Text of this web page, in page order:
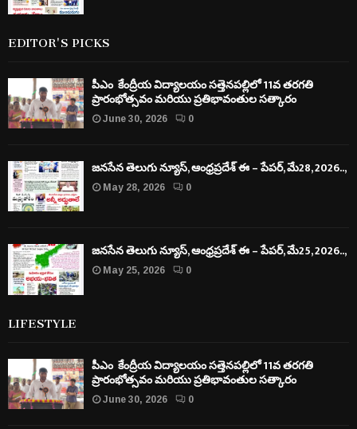
EDITOR'S PICKS
పీఎం కేంద్రీయ విద్యాలయం సత్తెనపల్లిలో 11వ తరగతి
ప్రారంభోత్సవం మరియు ప్రతిభావంతుల సత్కారం
June 30, 2026
0
జనసేన తెలుగు న్యూస్, ఆంధ్రప్రదేశ్ ఈ – పేపర్, మే28, 2026..,
May 28, 2026
0
జనసేన తెలుగు న్యూస్, ఆంధ్రప్రదేశ్ ఈ – పేపర్, మే25, 2026..,
May 25, 2026
0
LIFESTYLE
పీఎం కేంద్రీయ విద్యాలయం సత్తెనపల్లిలో 11వ తరగతి
ప్రారంభోత్సవం మరియు ప్రతిభావంతుల సత్కారం
June 30, 2026
0